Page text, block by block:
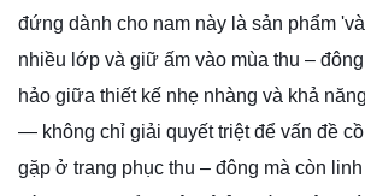
đứng dành cho nam này là sản phẩm
nhiều lớp và giữ ấm vào mùa thu –
hảo giữa thiết kế nhẹ nhàng và khả
— không chỉ giải quyết triệt để vấn đề
gặp ở trang phục thu – đông mà còn